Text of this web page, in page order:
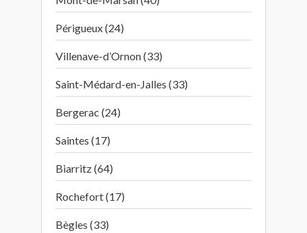
Périgueux (24)
Villenave-d’Ornon (33)
Saint-Médard-en-Jalles (33)
Bergerac (24)
Saintes (17)
Biarritz (64)
Rochefort (17)
Bègles (33)